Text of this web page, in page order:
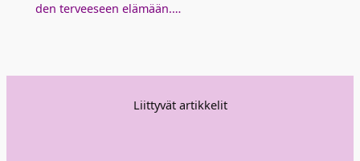
den ter­vee­seen elä­mään.…
Liittyvät artikkelit